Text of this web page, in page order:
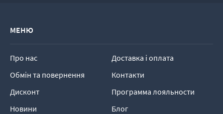
МЕНЮ
Про нас
Доставка і оплата
Обмін та повернення
Контакти
Дисконт
Программа лояльности
Новини
Блог